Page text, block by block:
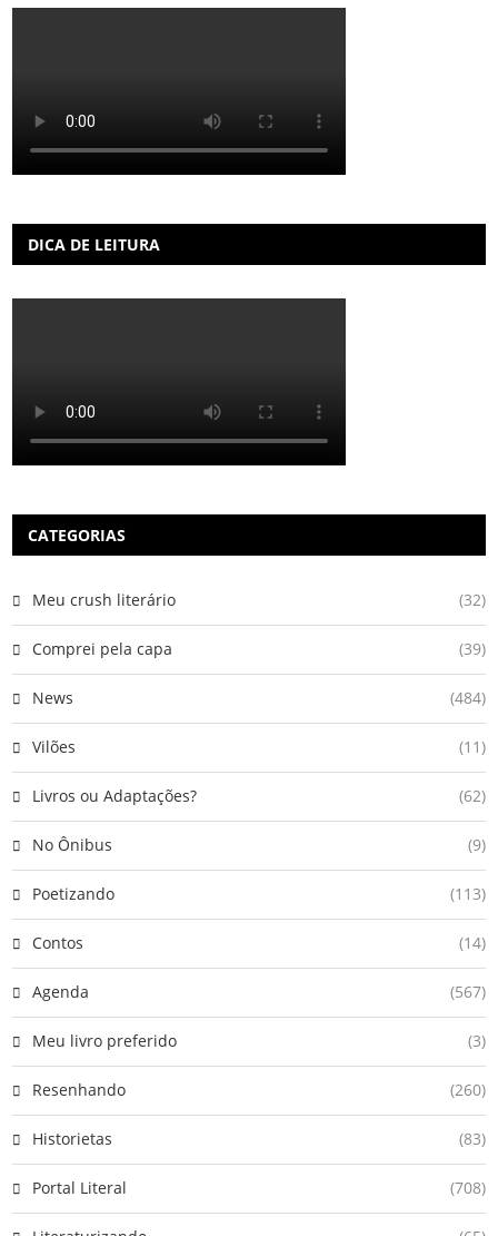
DICA DE LEITURA
CATEGORIAS
Meu crush literário (32)
Comprei pela capa (39)
News (484)
Vilões (11)
Livros ou Adaptações? (62)
No Ônibus (9)
Poetizando (113)
Contos (14)
Agenda (567)
Meu livro preferido (3)
Resenhando (260)
Historietas (83)
Portal Literal (708)